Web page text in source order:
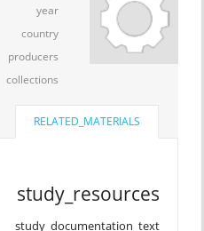
year
country
producers
collections
RELATED_MATERIALS
study_resources
study_documentation_text